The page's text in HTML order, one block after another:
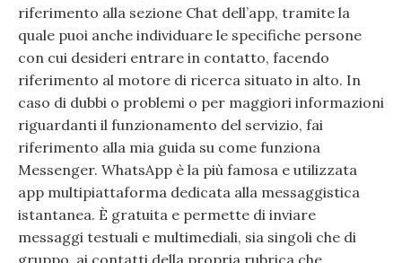
riferimento alla sezione Chat dell’app, tramite la
quale puoi anche individuare le specifiche persone
con cui desideri entrare in contatto, facendo
riferimento al motore di ricerca situato in alto. In
caso di dubbi o problemi o per maggiori informazioni
riguardanti il funzionamento del servizio, fai
riferimento alla mia guida su come funziona
Messenger. WhatsApp è la più famosa e utilizzata
app multipiattaforma dedicata alla messaggistica
istantanea. È gratuita e permette di inviare
messaggi testuali e multimediali, sia singoli che di
gruppo, ai contatti della propria rubrica che